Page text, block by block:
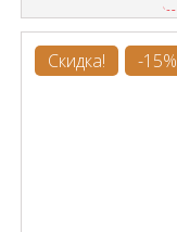
Скидка! -15%